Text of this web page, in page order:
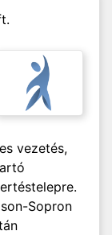
vezetés,
Sopron